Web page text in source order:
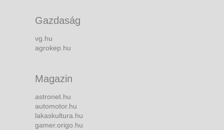
Gazdaság
vg.hu
agrokep.hu
Magazin
astronet.hu
automotor.hu
lakaskultura.hu
gamer.origo.hu